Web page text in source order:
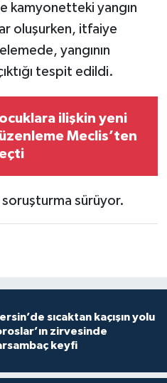
kamyonetteki yangın
oluşurken, itfaiye
yangının
tespit edildi.
ilişkin yeni
Meclis’ten
soruşturma sürüyor.
sıcaktan kaçışın yolu
zirvesinde
keyfi